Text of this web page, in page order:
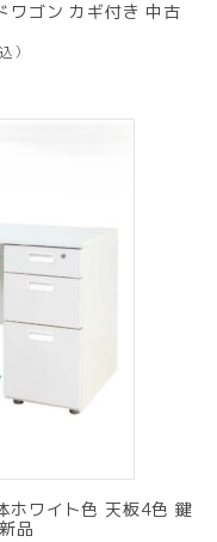
ワゴン カギ付き 中古
）
ホワイト色 天板4色 鍵
品